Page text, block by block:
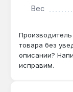
Да —
отопления:
Вес
товара без
описании?
исправим.